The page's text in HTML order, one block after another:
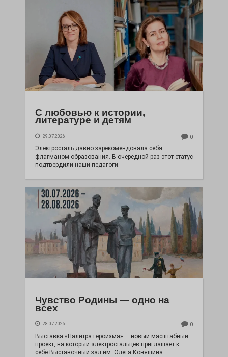
С любовью к истории,
литературе и детям
29.07.2026 0
Электросталь давно зарекомендовала себя
флагманом образования. В очередной раз этот статус
подтвердили наши педагоги.
Чувство Родины — одно на
всех
28.07.2026 0
Выставка «Палитра героизма» — новый масштабный
проект, на который электростальцев приглашает к
себе Выставочный зал им. Олега Коняшина.